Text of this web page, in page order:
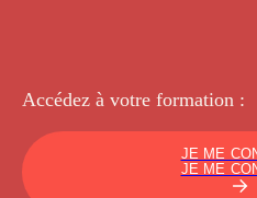
Accédez à votre formation :
JE ME
JE ME